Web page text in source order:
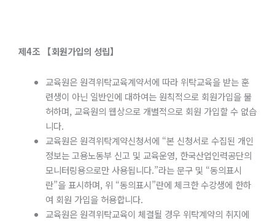
제4조 【회원가입의 성립】
교육원은 원격위탁교육계약서에 따라 위탁교육을 받는 훈
련생이 아닌 일반인에 대하여는 원칙적으로 회원가입을 불
허하며, 교육원의 웹상으로 개별적으로 회원 가입할 수 없습
니다.
교육원은 원격위탁계약신청서에 “본 신청서로 수집된 개인
정보는 고용노동부 신고 및 교육운영, 한국산업인력공단의
모니터링용으로만 사용됩니다.”라는 문구 및 “동의표시
란”을 표시하며, 위 “동의표시”란에 체크한 수강생에 한하
여 회원 가입을 허용합니다.
교육원은 원격위탁교육이 체결될 경우 위탁계약의 취지에